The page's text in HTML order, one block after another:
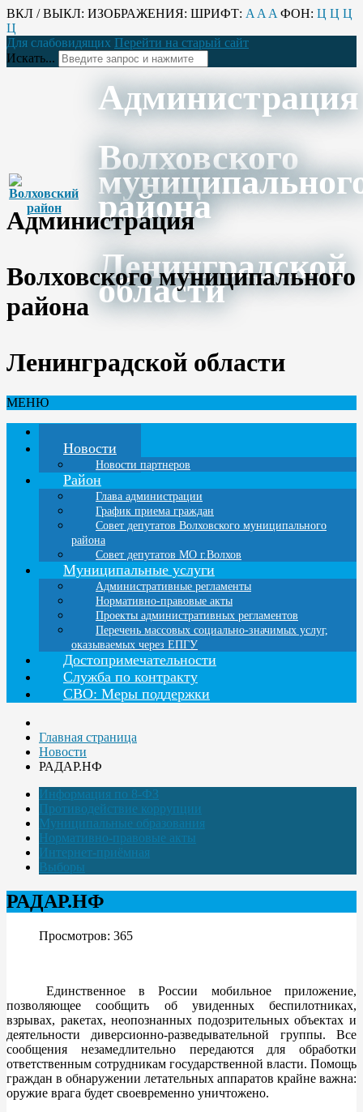
ВКЛ / ВЫКЛ: ИЗОБРАЖЕНИЯ: ШРИФТ: A A A ФОН: Ц Ц Ц
Ц
Для слабовидящих Перейти на старый сайт
Искать...
Администрация
Волховского
района
Ленинградской
области
Администрация
Волховского муниципального
района
Ленинградской области
МЕНЮ
Новости
Новости партнеров
Район
Глава администрации
График приема граждан
Совет депутатов Волховского муниципального
района
Совет депутатов МО г.Волхов
Муниципальные услуги
Административные регламенты
Нормативно-правовые акты
Проекты административных регламентов
Перечень массовых социально-значимых услуг,
оказываемых через ЕПГУ
Достопримечательности
Служба по контракту
СВО: Меры поддержки
Главная страница
Новости
РАДАР.НФ
Информация по 8-ФЗ
Противодействие коррупции
Муниципальные образования
Нормативно-правовые акты
Интернет-приёмная
Выборы
РАДАР.НФ
Просмотров: 365
Единственное в России мобильное приложение,
позволяющее сообщить об увиденных беспилотниках,
взрывах, ракетах, неопознанных подозрительных объектах и
деятельности диверсионно-разведывательной группы. Все
сообщения незамедлительно передаются для обработки
ответственным сотрудникам государственной власти. Помощь
граждан в обнаружении летательных аппаратов крайне важна:
оружие врага будет своевременно уничтожено.